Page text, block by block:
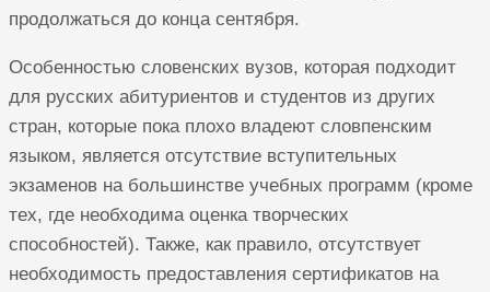
продолжаться до конца сентября.
Особенностью словенских вузов, которая подходит
для русских абитуриентов и студентов из других
стран, которые пока плохо владеют словпенским
языком, является отсутствие вступительных
экзаменов на большинстве учебных программ (кроме
тех, где необходима оценка творческих
способностей). Также, как правило, отсутствует
необходимость предоставления сертификатов на